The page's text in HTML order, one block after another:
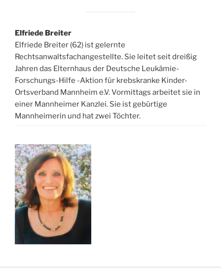
Elfriede Breiter
Elfriede Breiter (62) ist gelernte
Rechtsanwaltsfachangestellte. Sie leitet seit dreißig
Jahren das Elternhaus der Deutsche Leukämie-
Forschungs-Hilfe -Aktion für krebskranke Kinder-
Ortsverband Mannheim e.V. Vormittags arbeitet sie in
einer Mannheimer Kanzlei. Sie ist gebürtige
Mannheimerin und hat zwei Töchter.